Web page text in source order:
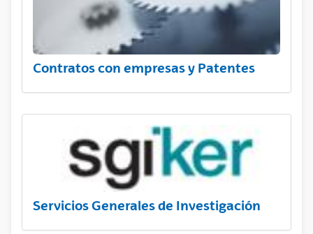
Contratos con empresas y Patentes
Servicios Generales de Investigación